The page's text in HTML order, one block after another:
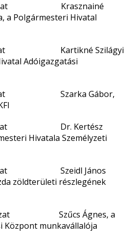
Krasznainé
a Polgármesteri Hivatal
Kartikné Szilágyi
Adóigazgatási
Szarka Gábor,
Dr. Kertész
Hivatala Személyzeti
Szeidl János
zöldterületi részlegének
Szűcs Ágnes, a
Központ munkavállalója